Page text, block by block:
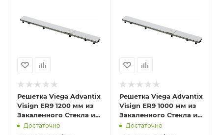
Решетка Viega Advantix
Visign ER9 1200 мм из
Закаленного Стекла и
нержавеющей стали
цвет светло-серый
Достаточно
Решетка Viega Advantix
Visign ER9 1000 мм из
Закаленного Стекла и
нержавеющей стали
цвет светло-серый
Достаточно